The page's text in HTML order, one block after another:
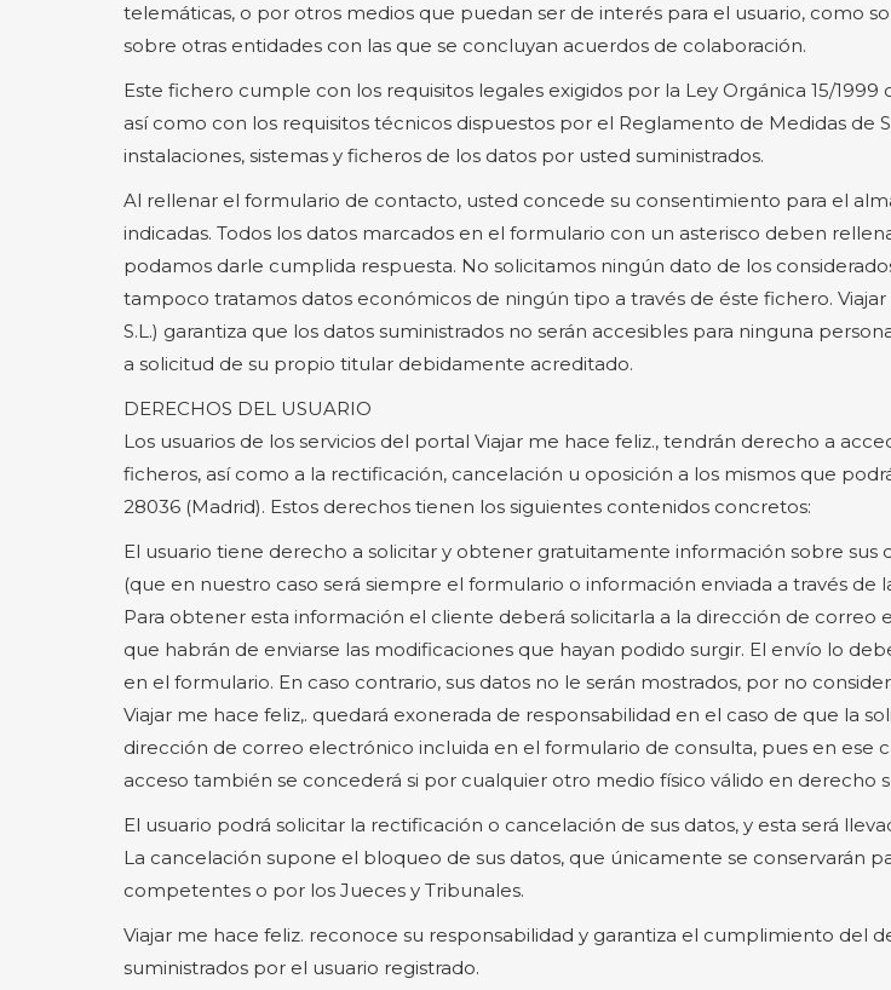
telemáticas, o por otros medios que puedan ser de interés para el usuario, como
sobre otras entidades con las que se concluyan acuerdos de colaboración.
Este fichero cumple con los requisitos legales exigidos por la Ley Orgánica 15/
así como con los requisitos técnicos dispuestos por el Reglamento de Medidas de
instalaciones, sistemas y ficheros de los datos por usted suministrados.
Al rellenar el formulario de contacto, usted concede su consentimiento para el
indicadas. Todos los datos marcados en el formulario con un asterisco deben
podamos darle cumplida respuesta. No solicitamos ningún dato de los
tampoco tratamos datos económicos de ningún tipo a través de éste fichero.
S.L.) garantiza que los datos suministrados no serán accesibles para ninguna
a solicitud de su propio titular debidamente acreditado.
DERECHOS DEL USUARIO
Los usuarios de los servicios del portal Viajar me hace feliz., tendrán derecho a
ficheros, así como a la rectificación, cancelación u oposición a los mismos que
28036 (Madrid). Estos derechos tienen los siguientes contenidos concretos:
El usuario tiene derecho a solicitar y obtener gratuitamente información sobre
(que en nuestro caso será siempre el formulario o información enviada a través
Para obtener esta información el cliente deberá solicitarla a la dirección de
que habrán de enviarse las modificaciones que hayan podido surgir. El envío lo
en el formulario. En caso contrario, sus datos no le serán mostrados, por no
Viajar me hace feliz,. quedará exonerada de responsabilidad en el caso de que la
dirección de correo electrónico incluida en el formulario de consulta, pues en ese
acceso también se concederá si por cualquier otro medio físico válido en derecho
El usuario podrá solicitar la rectificación o cancelación de sus datos, y esta será
La cancelación supone el bloqueo de sus datos, que únicamente se conservarán
competentes o por los Jueces y Tribunales.
Viajar me hace feliz. reconoce su responsabilidad y garantiza el cumplimiento del
suministrados por el usuario registrado.